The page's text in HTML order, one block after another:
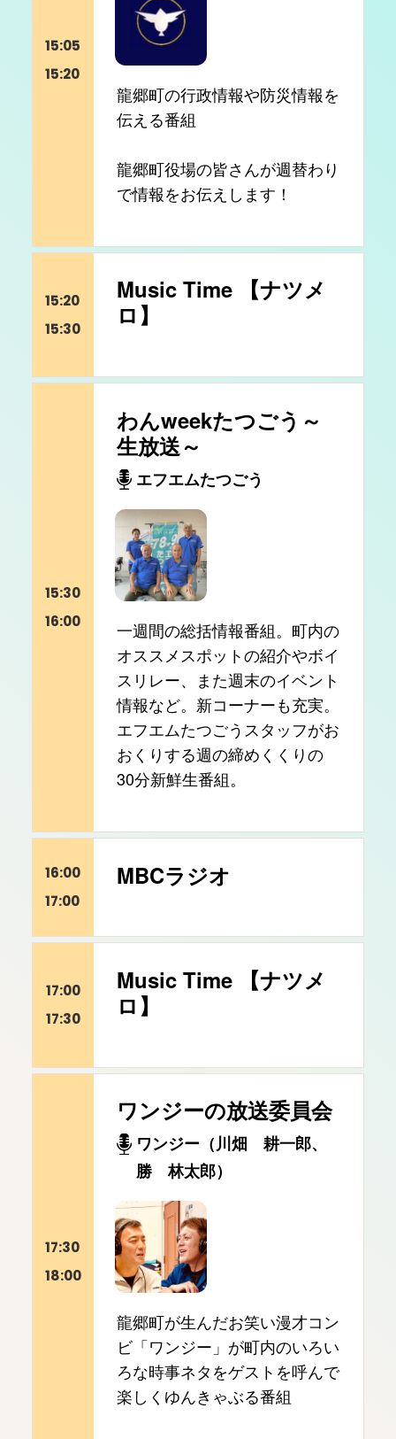
15:05
15:20
龍郷町の行政情報や防災情報を
伝える番組
龍郷町役場の皆さんが週替わり
で情報をお伝えします！
15:20
15:30
Music Time 【ナツメ
ロ】
15:30
16:00
わんweekたつごう～
生放送～
エフエムたつごう
一週間の総括情報番組。町内の
オススメスポットの紹介やボイ
スリレー、また週末のイベント
情報など。新コーナーも充実。
エフエムたつごうスタッフがお
おくりする週の締めくくりの
30分新鮮生番組。
16:00
17:00
MBCラジオ
17:00
17:30
Music Time 【ナツメ
ロ】
17:30
18:00
ワンジーの放送委員会
ワンジー（川畑 耕一郎、
勝 林太郎）
龍郷町が生んだお笑い漫才コン
ビ「ワンジー」が町内のいろい
ろな時事ネタをゲストを呼んで
楽しくゆんきゃぶる番組